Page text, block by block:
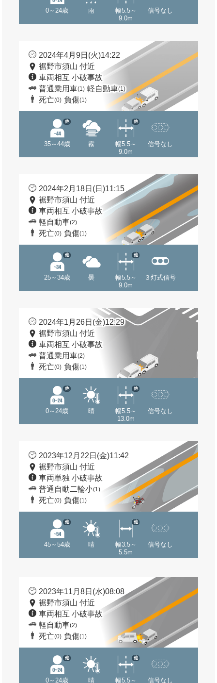
0～24歳 雨
幅5.5～
9.0m
信号なし
2024年4月9日(火)14:22
裾野市須山 付近
車両相互 小破事故
普通乗用車(1) 軽自動車(1)
死亡(0) 負傷(1)
35～44歳
他
霧
幅5.5～
9.0m
他
信号なし
2024年2月18日(日)11:15
裾野市須山 付近
車両相互 小破事故
軽自動車(2)
死亡(0) 負傷(1)
25～34歳
他
曇
幅5.5～
9.0m
他
３灯式信号
2024年1月26日(金)12:29
裾野市須山 付近
車両相互 小破事故
普通乗用車(2)
死亡(0) 負傷(1)
0～24歳
他
晴
幅5.5～
13.0m
他
信号なし
2023年12月22日(金)11:42
裾野市須山 付近
車両単独 小破事故
普通自動二輪小(1)
死亡(0) 負傷(1)
45～54歳
他
晴
幅3.5～
5.5m
他
信号なし
2023年11月8日(水)08:08
裾野市須山 付近
車両相互 小破事故
軽自動車(2)
死亡(0) 負傷(1)
0～24歳
他
晴
幅5.5～
他
信号なし